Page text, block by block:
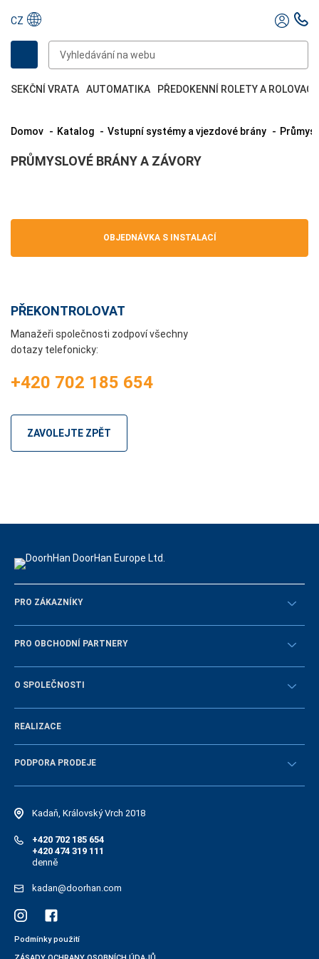
CZ
SEKČNÍ VRATA AUTOMATIKA PŘEDOKENNÍ ROLETY A ROLOVACÍ
Domov Katalog Vstupní systémy a vjezdové brány
PRŮMYSLOVÉ BRÁNY A ZÁVORY
OBJEDNÁVKA S INSTALACÍ
PŘEKONTROLOVAT
Manažeři společnosti zodpoví všechny
dotazy telefonicky:
+420 702 185 654
ZAVOLEJTE ZPĚT
PRO ZÁKAZNÍKY
Překontrolovat
PRO OBCHODNÍ PARTNERY
STAŇTE SE OBCHODNÍM PARTNEREM
O SPOLEČNOSTI
Historie společnosti
Novinky
REALIZACE
PODPORA PRODEJE
Návody
Elektonický katalog náhradních dílů
Kadaň, Královský Vrch 2018
+420 702 185 654
+420 474 319 111
denně
kadan@doorhan.com
Podmínky použití